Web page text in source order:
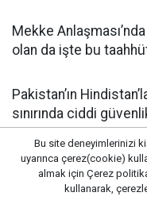
Mekke
olan da işte bu
Pakistan’ın
sınırında ciddi
Arabistan’ın İran’la
tehditleri ve
çatışma ihtimalleri
Bu site deneyimlerinizi
uyarınca çerez(cookie)
almak için Çerez
kullanarak,